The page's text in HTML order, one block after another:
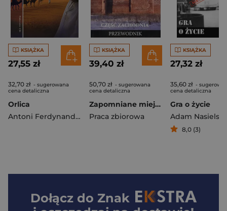
KSIĄŻKA
27,55 zł
32,70 zł - sugerowana
cena detaliczna
Orlica
Antoni Ferdynand Ossendowski
KSIĄŻKA
39,40 zł
50,70 zł - sugerowana
cena detaliczna
Zapomniane miejsca warmińsko - mazurskie. Część zachodnia. Przewodnik
Praca zbiorowa
KSIĄŻKA
27,32 zł
35,60 zł -
cena detaliczna
Gra o życie
Adam Nasielski
8,0 (3)
Dołącz do Znak